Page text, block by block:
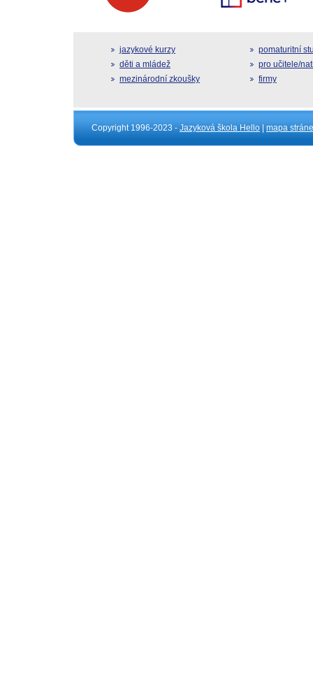
jazykové kurzy
děti a mládež
mezinárodní zkoušky
pomaturitní
pro učitele/
firmy
Copyright 1996-2023 - Jazyková škola Hello mapa